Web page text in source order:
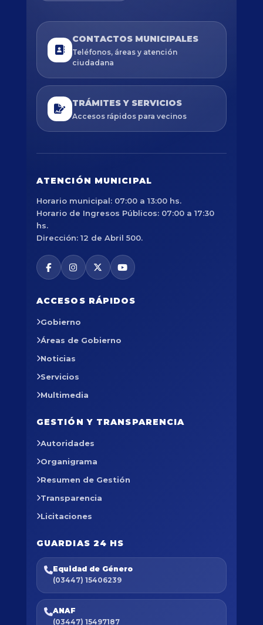
CONTACTOS MUNICIPALES
Teléfonos, áreas y atención
ciudadana
TRÁMITES Y SERVICIOS
Accesos rápidos para vecinos
ATENCIÓN MUNICIPAL
Horario municipal: 07:00 a 13:00 hs.
Horario de Ingresos Públicos: 07:00 a 17:30
hs.
Dirección: 12 de Abril 500.
ACCESOS RÁPIDOS
Gobierno
Áreas de Gobierno
Noticias
Servicios
Multimedia
GESTIÓN Y TRANSPARENCIA
Autoridades
Organigrama
Resumen de Gestión
Transparencia
Licitaciones
GUARDIAS 24 HS
Equidad de Género
(03447) 15406239
ANAF
(03447) 15497187